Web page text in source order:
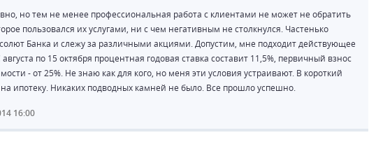
но тем не менее профессиональная работа с клиентами не может не обратить
пользовался их услугами, ни с чем негативным не столкнулся. Частенько
Банка и слежу за различными акциями. Допустим, мне подходит действующее
по 15 октября процентная годовая ставка составит 11,5%, первичный взнос
- от 25%. Не знаю как для кого, но меня эти условия устраивают. В короткий
ипотеку. Никаких подводных камней не было. Все прошло успешно.
16:00